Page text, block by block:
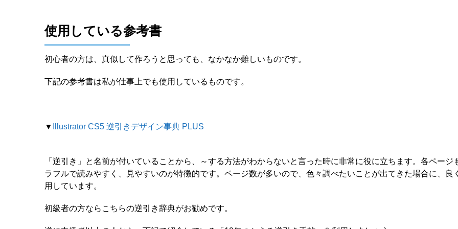
使用している参考書
初心者の方は、真似して作ろうと思っても、なかなか難しいものです。
下記の参考書は私が仕事上でも使用しているものです。
▼ Illustrator CS5 逆引きデザイン事典 PLUS
「逆引き」と名前が付いていることから、～する方法がわからないと言った時に非常に役に立ちます。各ページ
ラフルで読みやすく、見やすいのが特徴的です。ページ数が多いので、色々調べたいことが出てきた場合に、良
用しています。
初級者の方ならこちらの逆引き辞典がお勧めです。